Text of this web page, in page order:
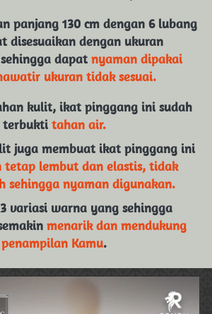
panjang 130 cm dengan 6 lubang
disesuaikan dengan ukuran
dapat nyaman dipakai
ukuran tidak sesuai.
kulit, ikat pinggang ini sudah
terbukti tahan air.
Berbahan kulit juga membuat ikat pinggang ini
tetap lembut dan elastis, tidak
sehingga nyaman digunakan.
variasi warna yang sehingga
menarik dan mendukung
penampilan Kamu.